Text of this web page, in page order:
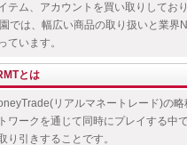
テム、アカウントを買い取りしてお
では、幅広い商品の取り扱いと業
ています。
とは
リアルマネートレード)の
ワークを通じて同時にプレイする中
り引きすることです。